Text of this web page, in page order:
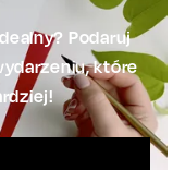
Podaruj
które